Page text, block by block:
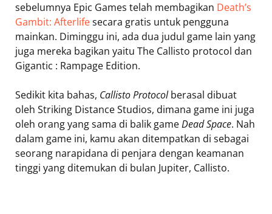
sebelumnya Epic Games telah membagikan Death’s
Gambit: Afterlifesecara gratis untuk pengguna
mainkan. Diminggu ini, ada dua judul game lain yang
juga mereka bagikan yaitu The Callisto protocol dan
Gigantic : Rampage Edition.
Sedikit kita bahas, Callisto Protocolberasal dibuat
oleh Striking Distance Studios, dimana game ini juga
oleh orang yang sama di balik gameDead Space. Nah
dalam game ini, kamu akan ditempatkan di sebagai
seorang narapidana di penjara dengan keamanan
tinggi yang ditemukan di bulan Jupiter, Callisto.